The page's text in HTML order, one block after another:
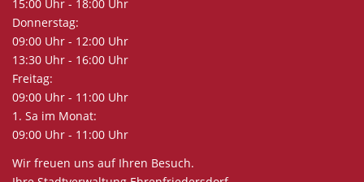
15:00 Uhr - 18:00 Uhr
Donnerstag:
09:00 Uhr - 12:00 Uhr
13:30 Uhr - 16:00 Uhr
Freitag:
09:00 Uhr - 11:00 Uhr
1. Sa im Monat:
09:00 Uhr - 11:00 Uhr
Wir freuen uns auf Ihren Besuch.